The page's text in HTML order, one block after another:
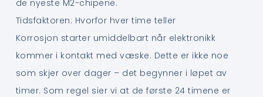
de nyeste M2-chipene.
Tidsfaktoren: Hvorfor hver time teller
Korrosjon starter umiddelbart når elektronikk
kommer i kontakt med væske. Dette er ikke noe
som skjer over dager – det begynner i løpet av
timer. Som regel sier vi at de første 24 timene er